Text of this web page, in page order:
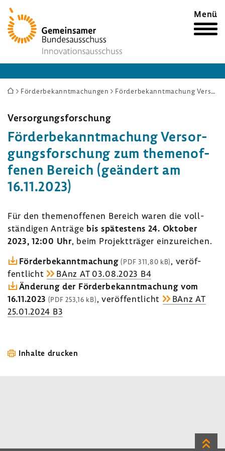
Zur
Startseite
Menü
Sie
hier:
Förderbekanntmachungen Förderbekanntmachung Versorgungsforschung zum themenoffenen Bereich (geändert am 16.11.2023)
Versor­gungs­for­schung
Förder­be­kannt­ma­chung Versor­
gungs­for­schung zum themen­of­
fenen Bereich (geän­dert am
16.11.2023)
Für den themen­of­fenen Bereich waren die voll­
stän­digen Anträge bis spätes­tens 24. Oktober
2023, 12:00 Uhr, beim Projekt­träger einzu­rei­chen.
Förder­be­kannt­ma­chung (PDF 311,80 kB), veröf­
fent­licht
BAnz AT 03.08.2023 B4
Ände­rung der Förder­be­kannt­ma­chung vom
16.11.2023 (PDF 253,16 kB), veröf­fent­licht
BAnz AT
25.01.2024 B3
Inhalte drucken
Zum